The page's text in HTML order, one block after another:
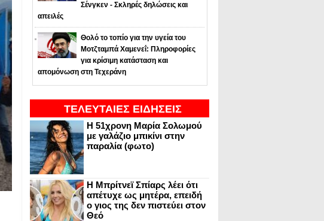
Σένγκεν - Σκληρές δηλώσεις και
απειλές
Θολό το τοπίο για την υγεία του
Μοτζταμπά Χαμενεΐ: Πληροφορίες
για κρίσιμη κατάσταση και
απομόνωση στη Τεχεράνη
ΤΕΛΕΥΤΑΙΕΣ ΕΙΔΗΣΕΙΣ
Η 51χρονη Μαρία Σολωμού
με γαλάζιο μπικίνι στην
παραλία (φωτο)
Η Μπρίτνεϊ Σπίαρς λέει ότι
απέτυχε ως μητέρα, επειδή
ο γιος της δεν πιστεύει στον
Θεό